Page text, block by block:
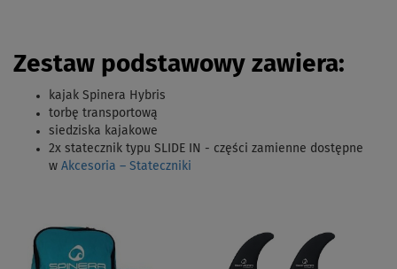
Zestaw podstawowy zawiera:
kajak Spinera Hybris
torbę transportową
siedziska kajakowe
2x statecznik typu SLIDE IN - części zamienne dostępne
w Akcesoria – Stateczniki